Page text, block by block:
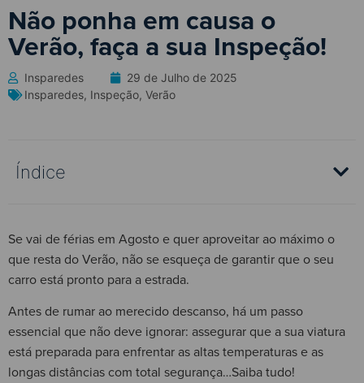
Não ponha em causa o
Verão, faça a sua Inspeção!
Insparedes
29 de Julho de 2025
Insparedes, Inspeção, Verão
Índice
Se vai de férias em Agosto e quer aproveitar ao máximo o
que resta do Verão, não se esqueça de garantir que o seu
carro está pronto para a estrada.
Antes de rumar ao merecido descanso, há um passo
essencial que não deve ignorar: assegurar que a sua viatura
está preparada para enfrentar as altas temperaturas e as
longas distâncias com total segurança…Saiba tudo!